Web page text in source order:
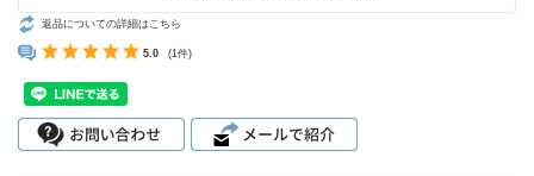
返品についての詳細はこちら
5.0 (1件)